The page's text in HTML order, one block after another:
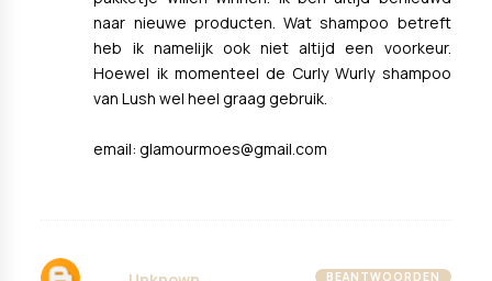
naar nieuwe producten. Wat shampoo betreft
heb ik namelijk ook niet altijd een voorkeur.
Hoewel ik momenteel de Curly Wurly shampoo
van Lush wel heel graag gebruik.
email: glamourmoes@gmail.com
BEANTWOORDEN